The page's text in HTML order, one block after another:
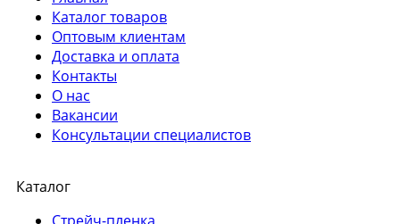
Каталог товаров
Оптовым клиентам
Доставка и оплата
Контакты
О нас
Вакансии
Консультации специалистов
Каталог